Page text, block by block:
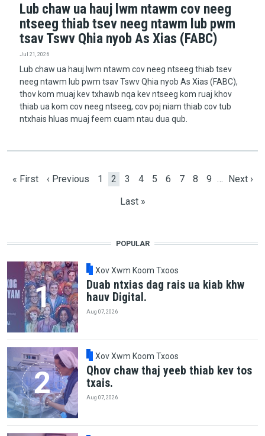
Lub chaw ua hauj lwm ntawm cov neeg
ntseeg thiab tsev neeg ntawm lub pwm
tsav Tswv Qhia nyob As Xias (FABC)
Jul 21, 2026
Lub chaw ua hauj lwm ntawm cov neeg ntseeg thiab tsev
neeg ntawm lub pwm tsav Tswv Qhia nyob As Xias (FABC),
thov kom muaj kev txhawb nqa kev ntseeg kom ruaj khov
thiab ua kom cov neeg ntseeg, cov poj niam thiab cov tub
ntxhais hluas muaj feem cuam ntau dua qub.
First page
« First Previous page
‹ Previous Page
1 Current page
2 Page
3 Page
4 Page
5 Page
6 Page
7 Page
8 Page
9 … Next
Next ›
Last page
Last »
POPULAR
Xov Xwm Koom Txoos
Duab ntxias dag rais ua kiab khw
hauv Digital.
Aug 07, 2026
Xov Xwm Koom Txoos
Qhov chaw thaj yeeb thiab kev tos
txais.
Aug 07, 2026